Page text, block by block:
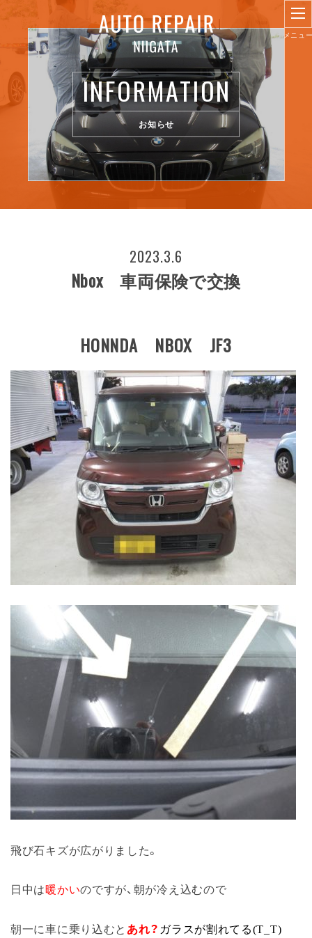
INFORMATION
お知らせ
2023.3.6
Nbox 車両保険で交換
HONNDA NBOX JF3
飛び石キズが広がりました。
日中は暖かいのですが、朝が冷え込むので
朝一に車に乗り込むと あれ？ ガラスが割れてる(T_T)